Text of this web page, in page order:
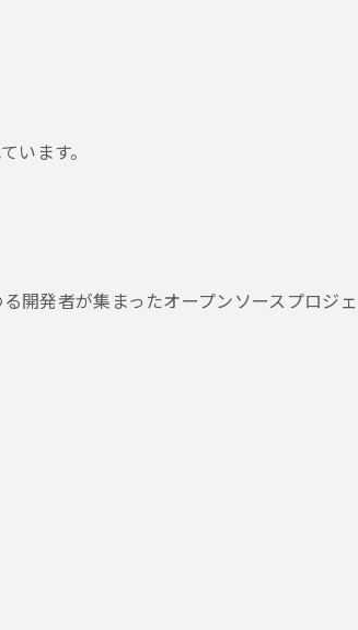
います。
開発者が集まったオープンソースプロジェ